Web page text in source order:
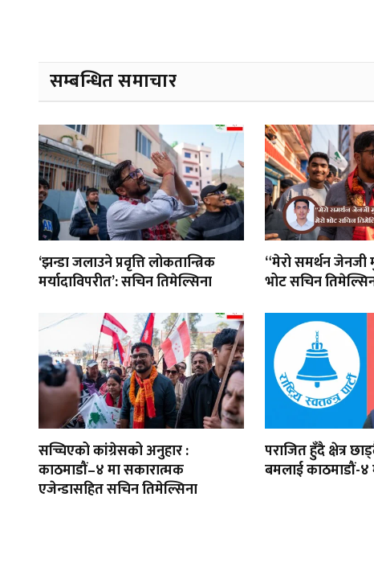
सम्बन्धित समाचार
‘झन्डा जलाउने प्रवृत्ति लोकतान्त्रिक
मर्यादाविपरीत’: सचिन तिमेल्सिना
“मेरो समर्थन जेनजी
भोट सचिन
सच्चिएको कांग्रेसको अनुहार :
काठमाडौं–४ मा सकारात्मक
एजेन्डासहित सचिन तिमेल्सिना
पराजित हुँदै क्षेत्र
बमलाई काठमाडौं-